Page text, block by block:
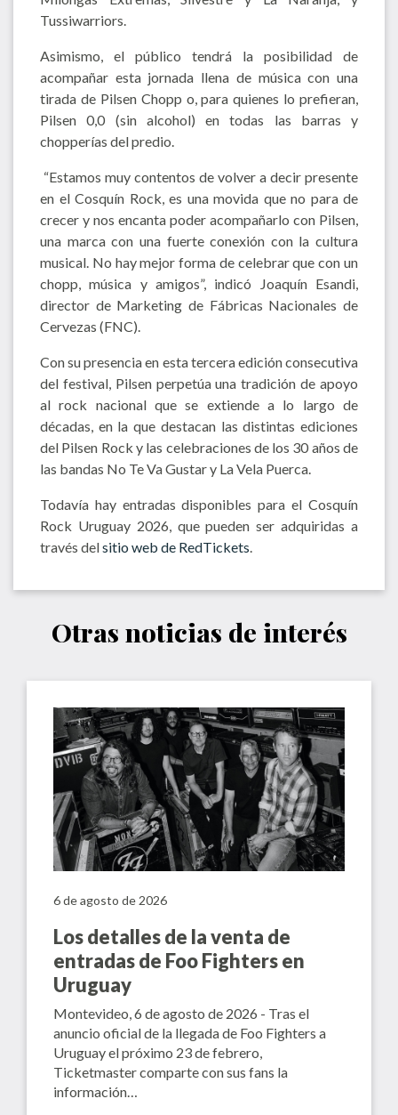
Tussiwarriors.
Asimismo, el público tendrá la posibilidad de
acompañar esta jornada llena de música con una
tirada de Pilsen Chopp o, para quienes lo prefieran,
Pilsen 0,0 (sin alcohol) en todas las barras y
chopperías del predio.
“Estamos muy contentos de volver a decir presente
en el Cosquín Rock, es una movida que no para de
crecer y nos encanta poder acompañarlo con Pilsen,
una marca con una fuerte conexión con la cultura
musical. No hay mejor forma de celebrar que con un
chopp, música y amigos”, indicó Joaquín Esandi,
director de Marketing de Fábricas Nacionales de
Cervezas (FNC).
Con su presencia en esta tercera edición consecutiva
del festival, Pilsen perpetúa una tradición de apoyo
al rock nacional que se extiende a lo largo de
décadas, en la que destacan las distintas ediciones
del Pilsen Rock y las celebraciones de los 30 años de
las bandas No Te Va Gustar y La Vela Puerca.
Todavía hay entradas disponibles para el Cosquín
Rock Uruguay 2026, que pueden ser adquiridas a
través delsitio web de RedTickets.
Otras noticias de interés
6 de agosto de 2026
Los detalles de la venta de
entradas de Foo Fighters en
Uruguay
Montevideo, 6 de agosto de 2026 - Tras el
anuncio oficial de la llegada de Foo Fighters a
Uruguay el próximo 23 de febrero,
Ticketmaster comparte con sus fans la
información…